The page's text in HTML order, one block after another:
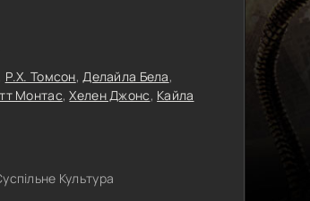
Р.Х. Томсон,Делайла Бела,
Монтас,Хелен Джонс, Кайла
Культура